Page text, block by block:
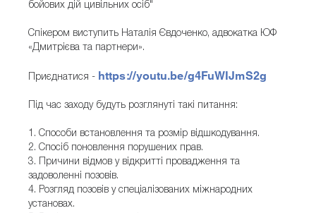
бойових дій цивільних осіб"
Спікером виступить Наталія Євдоченко, адвокатка ЮФ
«Дмитрієва та партнери».
Приєднатися - https://youtu.be/g4FuWIJmS2g
Під час заходу будуть розглянуті такі питання:
1. Способи встановлення та розмір відшкодування.
2. Спосіб поновлення порушених прав.
3. Причини відмов у відкритті провадження та
задоволенні позовів.
4. Розгляд позовів у спеціалізованих міжнародних
установах.